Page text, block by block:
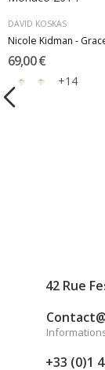
DAVID KOSKAS
69,00 €
+14
42 Rue
+33 (0)1